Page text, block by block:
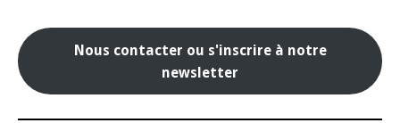
Nous contacter ou s'inscrire à notre
newsletter